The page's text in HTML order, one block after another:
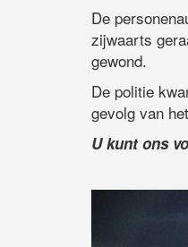
De
zijwaarts
gewond.
De politie
gevolg van
U kunt ons